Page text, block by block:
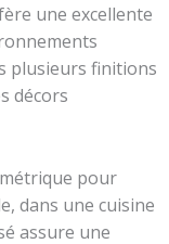
une excellente
plusieurs finitions
décors
pour
dans une cuisine
assure une